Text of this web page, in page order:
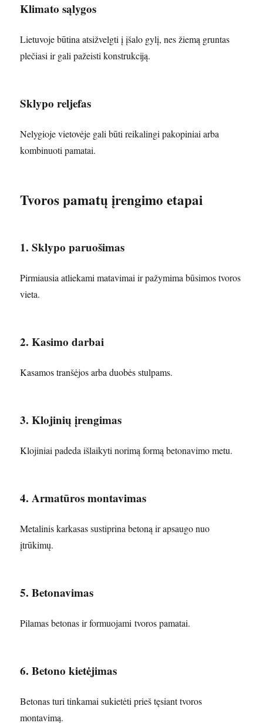
Klimato sąlygos
Lietuvoje būtina atsižvelgti į įšalo gylį, nes žiemą gruntas
plečiasi ir gali pažeisti konstrukciją.
Sklypo reljefas
Nelygioje vietovėje gali būti reikalingi pakopiniai arba
kombinuoti pamatai.
Tvoros pamatų įrengimo etapai
1. Sklypo paruošimas
Pirmiausia atliekami matavimai ir pažymima būsimos tvoros
vieta.
2. Kasimo darbai
Kasamos tranšėjos arba duobės stulpams.
3. Klojinių įrengimas
Klojiniai padeda išlaikyti norimą formą betonavimo metu.
4. Armatūros montavimas
Metalinis karkasas sustiprina betoną ir apsaugo nuo
įtrūkimų.
5. Betonavimas
Pilamas betonas ir formuojami tvoros pamatai.
6. Betono kietėjimas
Betonas turi tinkamai sukietėti prieš tęsiant tvoros
montavimą.